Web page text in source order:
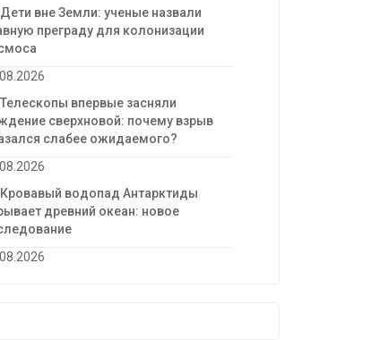
Дети вне Земли: ученые назвали
преграду для колонизации
Телескопы впервые засняли
сверхновой: почему взрыв
слабее ожидаемого?
Кровавый водопад Антарктиды
древний океан: новое